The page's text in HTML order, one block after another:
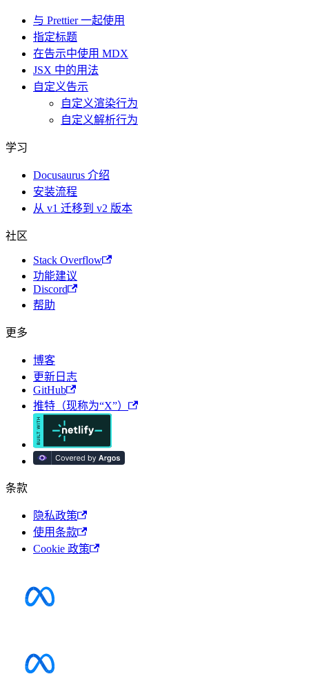
与 Prettier 一起使用
指定标题
在告示中使用 MDX
JSX 中的用法
自定义告示
自定义渲染行为
自定义解析行为
学习
Docusaurus 介绍
安装流程
从 v1 迁移到 v2 版本
社区
Stack Overflow
功能建议
Discord
帮助
更多
博客
更新日志
GitHub
推特（现称为“X”）
条款
隐私政策
使用条款
Cookie 政策